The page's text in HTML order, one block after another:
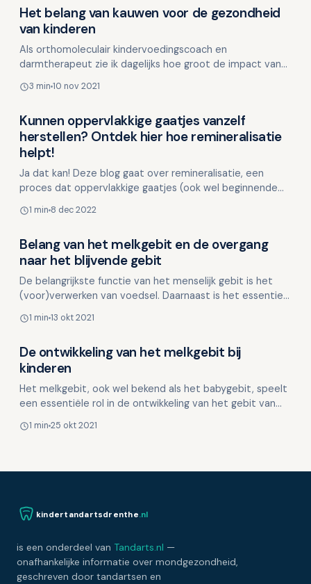
Kinderen en mondgezondheid
Het belang van kauwen voor de gezondheid
van kinderen
Als orthomoleculair kindervoedingscoach en
darmtherapeut zie ik dagelijks hoe groot de impact van
van kind…
3 min 10 nov 2021
Kinderen en mondgezondheid
Kunnen oppervlakkige gaatjes vanzelf
herstellen? Ontdek hier hoe remineralisatie
helpt!
Ja dat kan! Deze blog gaat over remineralisatie, een
proces dat oppervlakkige gaatjes (ook wel beginnende
1 min 8 dec 2022
Kinderen en mondgezondheid
Belang van het melkgebit en de overgang
naar het blijvende gebit
De belangrijkste functie van het menselijk gebit is het
(voor)verwerken van voedsel. Daarnaast is het essentieel
1 min 13 okt 2021
Kinderen en mondgezondheid
De ontwikkeling van het melkgebit bij
kinderen
Het melkgebit, ook wel bekend als het babygebit, speelt
een essentiële rol in de ontwikkeling van het gebit van
1 min 25 okt 2021
kindertandartsdrenthe.nl
is een onderdeel van Tandarts.nl —
onafhankelijke informatie over mondgezondheid,
geschreven door tandartsen en